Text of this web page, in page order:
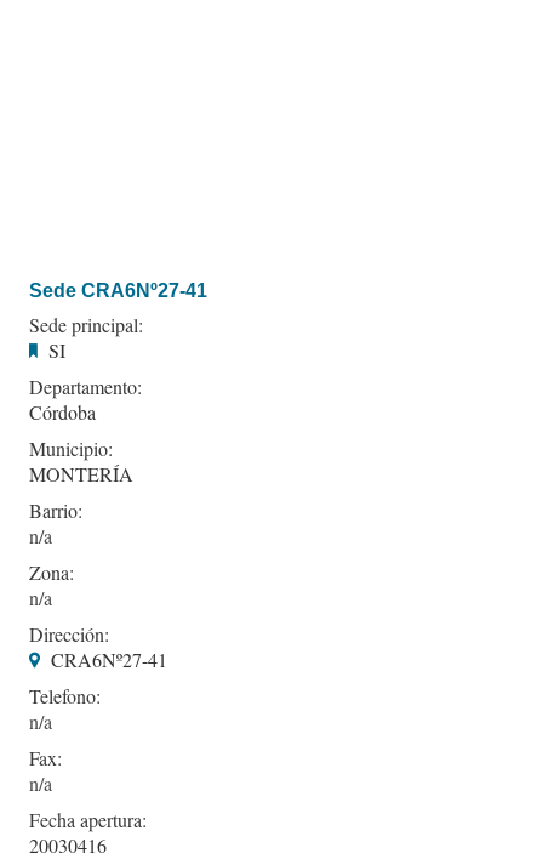
Sede CRA6Nº27-41
Sede principal:
SI
Departamento:
Córdoba
Municipio:
MONTERÍA
Barrio:
Zona:
Dirección:
CRA6Nº27-41
Telefono:
Fax:
Fecha apertura:
20030416